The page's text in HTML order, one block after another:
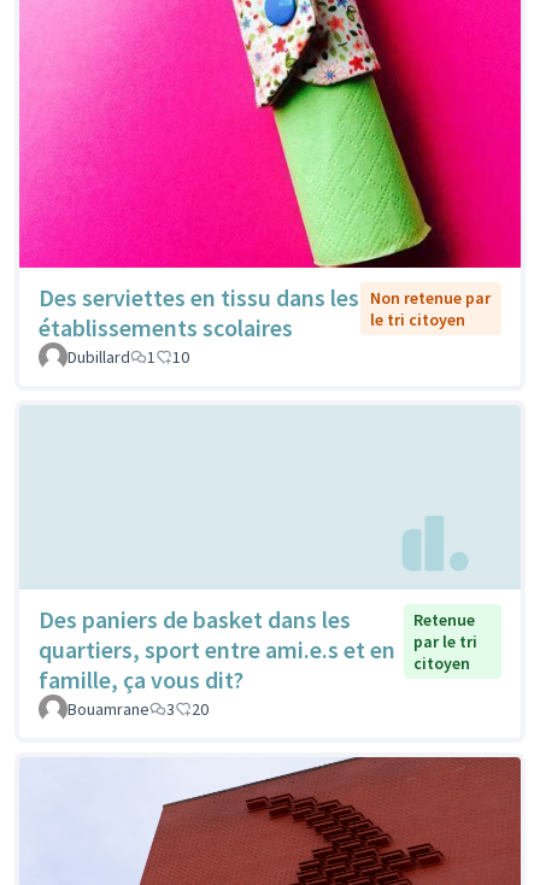
Des serviettes en tissu dans les
établissements scolaires
Non retenue par
le tri citoyen
Dubillard
1 10
Des paniers de basket dans les
quartiers, sport entre ami.e.s et en
famille, ça vous dit?
Retenue
par le tri
citoyen
Bouamrane 3 20